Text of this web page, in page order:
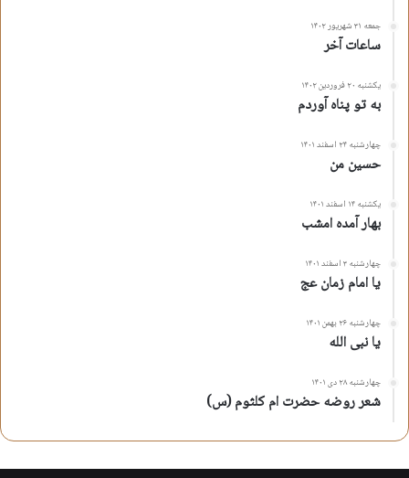
جمعه ۳۱ شهریور ۱۴۰۲
ساعات آخر
یکشنبه ۲۰ فروردین ۱۴۰۲
به تو پناه آوردم
چهارشنبه ۲۴ اسفند ۱۴۰۱
حسین من
یکشنبه ۱۴ اسفند ۱۴۰۱
بهار آمده امشب
چهارشنبه ۳ اسفند ۱۴۰۱
یا امام زمان عج
چهارشنبه ۲۶ بهمن ۱۴۰۱
یا نبی الله
چهارشنبه ۲۸ دی ۱۴۰۱
شعر روضه حضرت ام کلثوم (س)